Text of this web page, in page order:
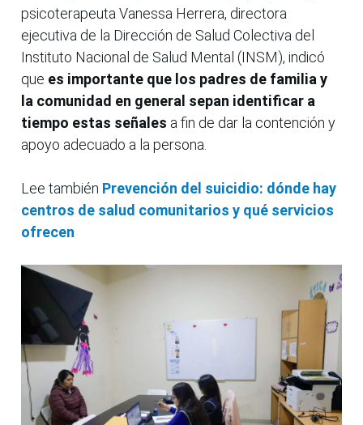
psicoterapeuta Vanessa Herrera, directora
ejecutiva de la Dirección de Salud Colectiva del
Instituto Nacional de Salud Mental (INSM), indicó
que es importante que los padres de familia y
la comunidad en general sepan identificar a
tiempo estas señales a fin de dar la contención y
apoyo adecuado a la persona.
Lee también Prevención del suicidio: dónde hay
centros de salud comunitarios y qué servicios
ofrecen